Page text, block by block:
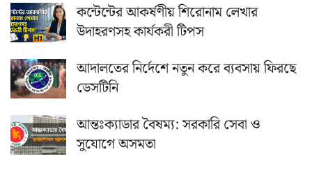
কন্টেন্টের আকর্ষণীয় শিরোনাম লেখার
উদাহরণসহ কার্যকরী টিপস
আদালতের নির্দেশে নতুন করে ব্যবসায় ফিরছে
ডেসটিনি
আন্তঃক্যাডার বৈষম্য: সরকারি সেবা ও
সুযোগে অসমতা